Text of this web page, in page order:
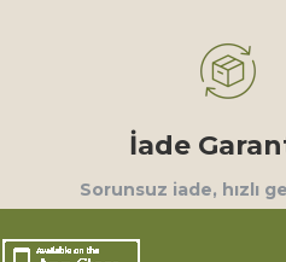
İade
Sorunsuz iade, hızlı